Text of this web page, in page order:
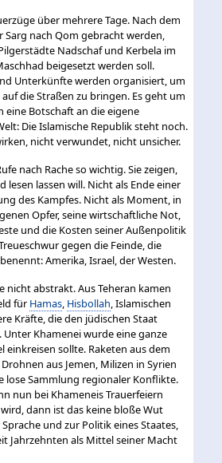
über mehrere Tage. Nach dem
nach Qom gebracht werden,
Nadschaf und Kerbela im
beigesetzt werden soll.
Unterkünfte werden organisiert, um
die Straßen zu bringen. Es geht um
eine Botschaft an die eigene
Die Islamische Republik steht noch.
nicht verwundet, nicht unsicher.
nach Rache so wichtig. Sie zeigen,
lesen lassen will. Nicht als Ende einer
des Kampfes. Nicht als Moment, in
Opfer, seine wirtschaftliche Not,
und die Kosten seiner Außenpolitik
gegen die Feinde, die
Amerika, Israel, der Westen.
nicht abstrakt. Aus Teheran kamen
für Hamas Hisbollah , Islamischen
Kräfte, die den jüdischen Staat
Khamenei wurde eine ganze
einkreisen sollte. Raketen aus dem
, Drohnen aus Jemen, Milizen in Syrien
lose Sammlung regionaler Konflikte.
nun bei Khameneis Trauerfeiern
dann ist das keine bloße Wut
und zur Politik eines Staates,
Jahrzehnten als Mittel seiner Macht